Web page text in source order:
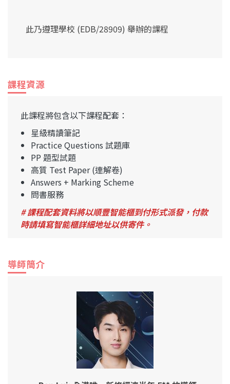
此乃遵理學校 (EDB/28909) 舉辦的課程
課程資源
此課程將包含以下課程配套：
星級精讀筆記
Practice Questions 試題庫
PP 題型試題
高質 Test Paper (連解卷)
Answers + Marking Scheme
問書服務
# 課程配套資料將以順豐智能櫃到付形式派發，付款
時請填寫智能櫃詳細地址以供寄件。
導師簡介